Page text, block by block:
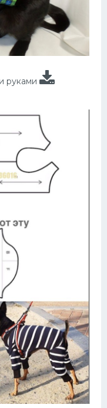
руками